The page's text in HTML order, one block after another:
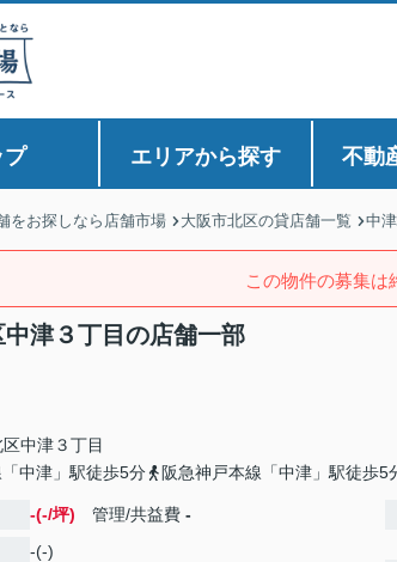
プ エリアから探す 不動
をお探しなら店舗市場 大阪市北区の貸店舗一覧 中
この物件の募集は
津３丁目の店舗一部
区中津３丁目
中津」駅徒歩5分
阪急神戸本線「中津」駅徒歩5
-(-/坪) 管理/共益費 -
-(-)